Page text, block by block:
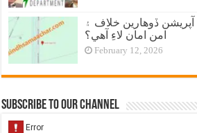
ڏوهارين خلاف ۽
امن امان لاءِ آهي؟
February 12, 2026
Subscribe to our Channel